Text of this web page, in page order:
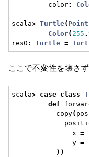
color:
scala> Turtle( Point
Color( 255 .
res0 : Turtle =
ここで不変性を壊さ
scala> case class
def
copy(
x =
y =
))